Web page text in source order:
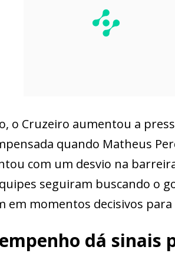
o Cruzeiro aumentou a
quando Matheus
com um desvio na
seguiram buscando o
em momentos decisivos
dá sinais